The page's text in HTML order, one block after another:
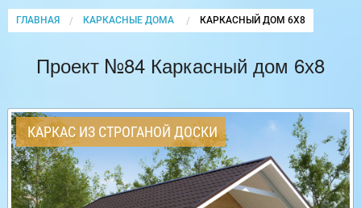
ГЛАВНАЯ КАРКАСНЫЕ ДОМА CURRENT:
КАРКАСНЫЙ ДОМ 6Х8
Проект №84 Каркасный дом 6х8
КАРКАС ИЗ СТРОГАНОЙ ДОСКИ